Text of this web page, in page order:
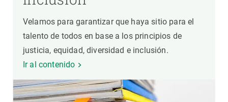
Velamos para garantizar que haya sitio para el
talento de todos en base a los principios de
justicia, equidad, diversidad e inclusión.
Ir al contenido